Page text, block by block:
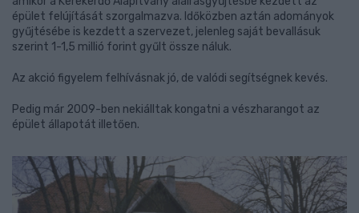
épület felújítását szorgalmazva. Időközben aztán adományok
gyűjtésébe is kezdett a szervezet, jelenleg saját bevallásuk
szerint 1-1,5 millió forint gyűlt össze náluk.
Az akció figyelem felhívásnak jó, de valódi segítségnek kevés.
Pedig már 2009-ben nekiálltak kongatni a vészharangot az
épület állapotát illetően.